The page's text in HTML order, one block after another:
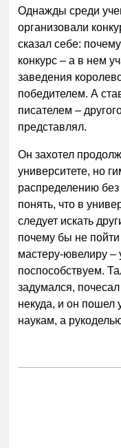
Однажды среди
организовали
сказал себе:
конкурс – a в нем
заведения
победителем. А
писателем –
представлял.
Он захотел
университете, но
распределению
понять, что в
следует искать
почему бы не
мастеру-ювелиру
поспособствуем.
задумался,
некуда, и он пошел
наукам, а